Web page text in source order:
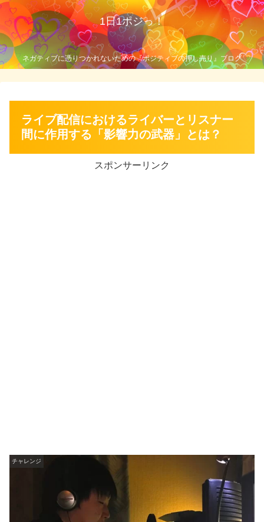
1日1ポジっ！
ネガティブに憑りつかれないための『ポジティブの押し売り』ブログ
ライブ配信におけるライバーとリスナー
間に作用する「影響力の武器」とは？
スポンサーリンク
チャレンジ